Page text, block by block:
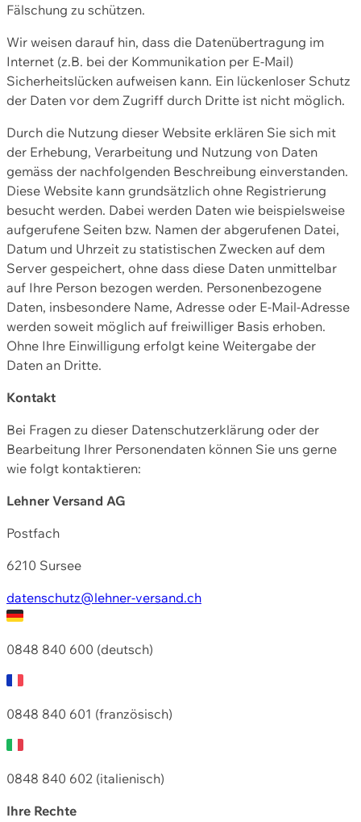
Fälschung zu schützen.
Wir weisen darauf hin, dass die Datenübertragung im
Internet (z.B. bei der Kommunikation per E-Mail)
Sicherheitslücken aufweisen kann. Ein lückenloser Schutz
der Daten vor dem Zugriff durch Dritte ist nicht möglich.
Durch die Nutzung dieser Website erklären Sie sich mit
der Erhebung, Verarbeitung und Nutzung von Daten
gemäss der nachfolgenden Beschreibung einverstanden.
Diese Website kann grundsätzlich ohne Registrierung
besucht werden. Dabei werden Daten wie beispielsweise
aufgerufene Seiten bzw. Namen der abgerufenen Datei,
Datum und Uhrzeit zu statistischen Zwecken auf dem
Server gespeichert, ohne dass diese Daten unmittelbar
auf Ihre Person bezogen werden. Personenbezogene
Daten, insbesondere Name, Adresse oder E-Mail-Adresse
werden soweit möglich auf freiwilliger Basis erhoben.
Ohne Ihre Einwilligung erfolgt keine Weitergabe der
Daten an Dritte.
Kontakt
Bei Fragen zu dieser Datenschutzerklärung oder der
Bearbeitung Ihrer Personendaten können Sie uns gerne
wie folgt kontaktieren:
Lehner Versand AG
Postfach
6210 Sursee
datenschutz@lehner-versand.ch
0848 840 600 (deutsch)
0848 840 601 (französisch)
0848 840 602 (italienisch)
Ihre Rechte